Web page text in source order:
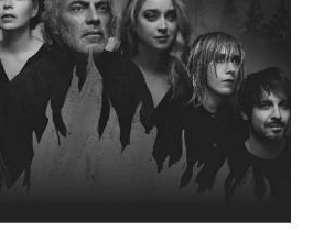
: 120 minutes avec
complet ou vous ne trouvez
vous intéressent? Inscrivez-
d’attente en cliquant sur le
r/LFbtsbxTxy